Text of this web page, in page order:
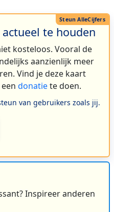
te houden
kosteloos. Vooral de
aanzienlijk meer
Vind je deze kaart
donatiete doen.
van gebruikers zoals jij.
Inspireer anderen